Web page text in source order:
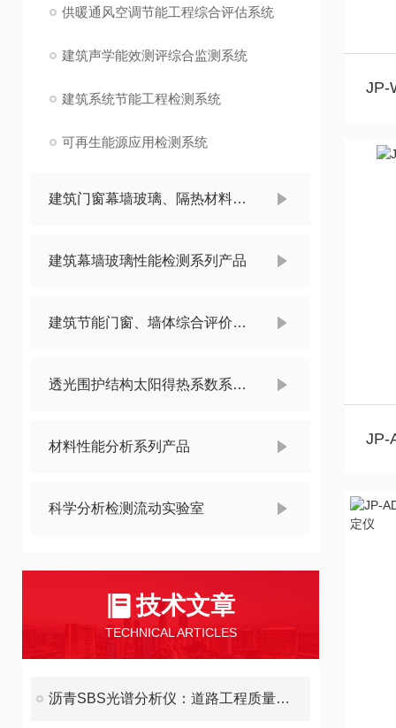
供暖通风空调节能工程综合评估系统
建筑声学能效测评综合监测系统
建筑系统节能工程检测系统
可再生能源应用检测系统
建筑门窗幕墙玻璃、隔热材料品质评估系列产品
建筑幕墙玻璃性能检测系列产品
建筑节能门窗、墙体综合评价系列产品
透光围护结构太阳得热系数系列产品
材料性能分析系列产品
科学分析检测流动实验室
技术文章
TECHNICAL ARTICLES
沥青SBS光谱分析仪：道路工程质量的“透视眼”